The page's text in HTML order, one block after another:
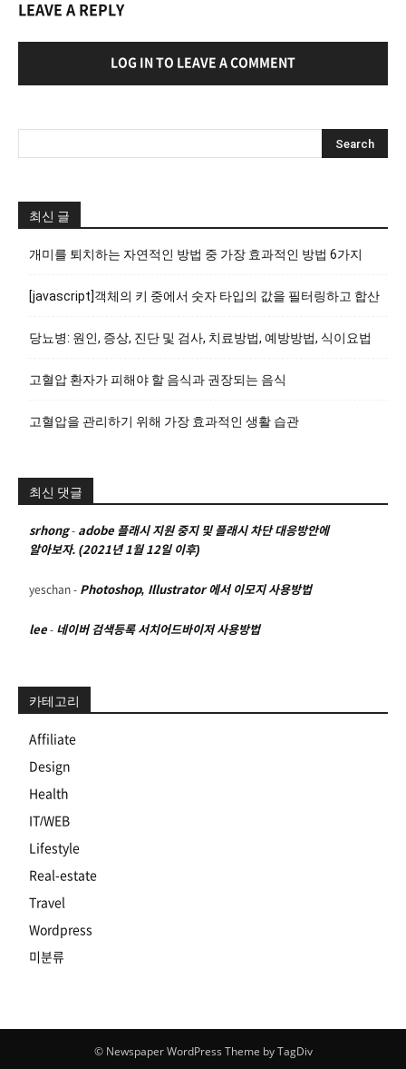
LEAVE A REPLY
LOG IN TO LEAVE A COMMENT
최신 글
개미를 퇴치하는 자연적인 방법 중 가장 효과적인 방법 6가지
[javascript]객체의 키 중에서 숫자 타입의 값을 필터링하고 합산
당뇨병: 원인, 증상, 진단 및 검사, 치료방법, 예방방법, 식이요법
고혈압 환자가 피해야 할 음식과 권장되는 음식
고혈압을 관리하기 위해 가장 효과적인 생활 습관
최신 댓글
srhong- adobe 플래시 지원 중지 및 플래시 차단 대응방안에
알아보자. (2021년 1월 12일 이후)
yeschan - Photoshop, Illustrator 에서 이모지 사용방법
lee - 네이버 검색등록 서치어드바이저 사용방법
카테고리
Affiliate
Design
Health
IT/WEB
Lifestyle
Real-estate
Travel
Wordpress
미분류
© Newspaper WordPress Theme by TagDiv